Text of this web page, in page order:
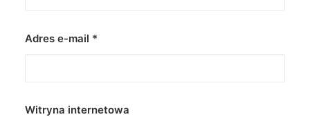
Adres e-mail *
Witryna internetowa